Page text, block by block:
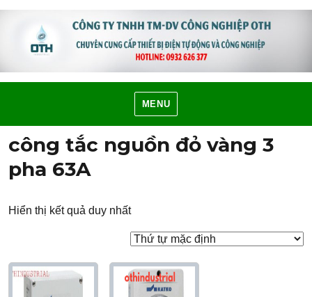
MENU
công tắc nguồn đỏ vàng 3
pha 63A
Hiển thị kết quả duy nhất